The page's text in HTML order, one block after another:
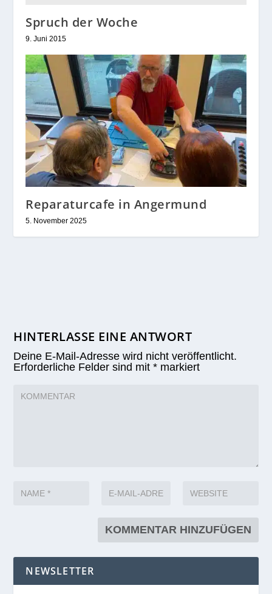
Spruch der Woche
9. Juni 2015
Reparaturcafe in Angermund
5. November 2025
HINTERLASSE EINE ANTWORT
Deine E-Mail-Adresse wird nicht veröffentlicht.
Erforderliche Felder sind mit* markiert
NEWSLETTER